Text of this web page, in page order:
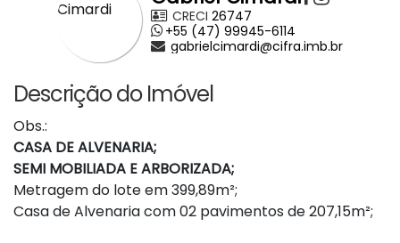
CRECI 26747
+55 (47) 99945-6114
gabrielcimardi@cifra.imb.br
Descrição do Imóvel
Obs.:
CASA DE ALVENARIA;
SEMI MOBILIADA E ARBORIZADA;
Metragem do lote em 399,89m²;
Casa de Alvenaria com 02 pavimentos de 207,15m²;